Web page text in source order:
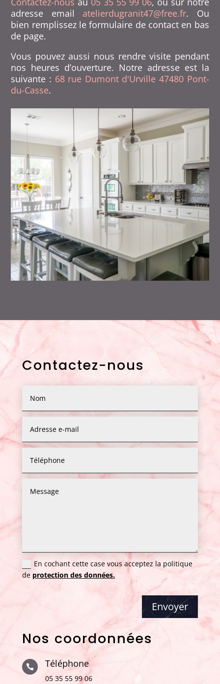
adresse email
atelierdugranit47@free.fr. Ou
bien remplissez le formulaire de contact en bas
de page.
Vous pouvez aussi nous rendre visite pendant
nos heures d’ouverture. Notre adresse est la
suivante : 68 rue Dumont d'Urville 47480 Pont-
du-Casse.
Contactez-nous
En cochant cette case vous acceptez la politique
de protection des données.
Envoyer
Nos coordonnées
 Téléphone
05 35 55 99 06